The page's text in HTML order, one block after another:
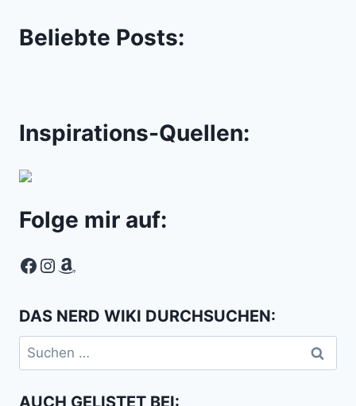
Beliebte Posts:
Inspirations-Quellen:
Folge mir auf:
Facebook
Instagram
Amazon
DAS NERD WIKI DURCHSUCHEN:
Suchen
nach:
AUCH GELISTET BEI: